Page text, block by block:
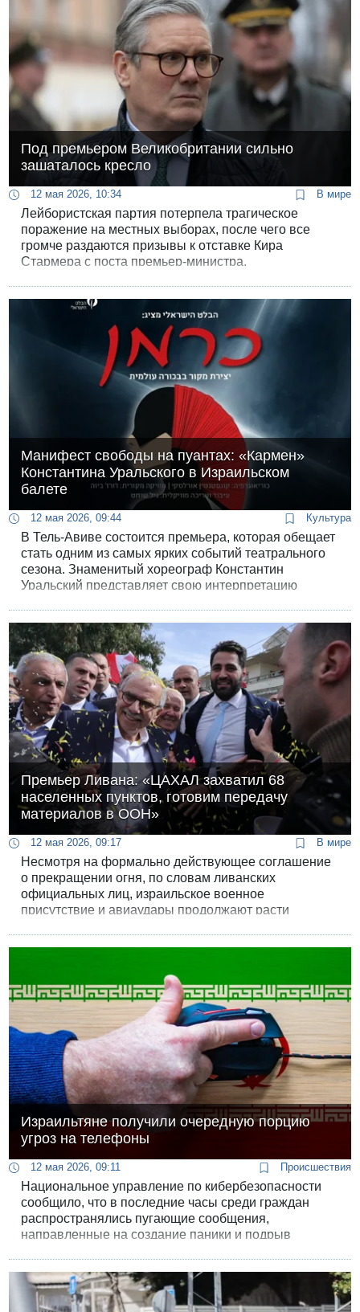
человека к человеку.
Под премьером Великобритании сильно
зашаталось кресло
12 мая 2026, 10:34 В мире
Лейбористская партия потерпела трагическое
поражение на местных выборах, после чего все
громче раздаются призывы к отставке Кира
Стармера с поста премьер-министра.
Манифест свободы на пуантах: «Кармен»
Константина Уральского в Израильском
балете
12 мая 2026, 09:44 Культура
В Тель-Авиве состоится премьера, которая обещает
стать одним из самых ярких событий театрального
сезона. Знаменитый хореограф Константин
Уральский представляет свою интерпретацию
Премьер Ливана: «ЦАХАЛ захватил 68
населенных пунктов, готовим передачу
материалов в ООН»
12 мая 2026, 09:17 В мире
Несмотря на формально действующее соглашение
о прекращении огня, по словам ливанских
официальных лиц, израильское военное
присутствие и авиаудары продолжают расти
происходящего на юге и востоке страны.
Израильтяне получили очередную порцию
угроз на телефоны
12 мая 2026, 09:11 Происшествия
Национальное управление по кибербезопасности
сообщило, что в последние часы среди граждан
распространялись пугающие сообщения,
направленные на создание паники и подрыв